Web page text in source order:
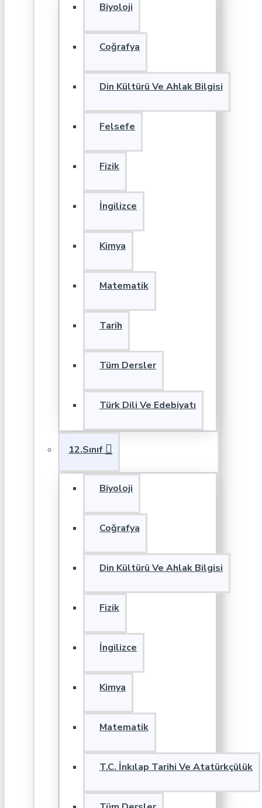
Biyoloji
Coğrafya
Din Kültürü Ve Ahlak Bilgisi
Felsefe
Fizik
İngilizce
Kimya
Matematik
Tarih
Tüm Dersler
Türk Dili Ve Edebiyatı
12.Sınıf
Biyoloji
Coğrafya
Din Kültürü Ve Ahlak Bilgisi
Fizik
İngilizce
Kimya
Matematik
T.C. İnkılap Tarihi Ve Atatürkçülük